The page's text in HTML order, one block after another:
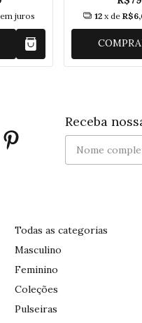
juros 12 x de
Receba
Todas as categorias
Masculino
Feminino
Coleções
Pulseiras